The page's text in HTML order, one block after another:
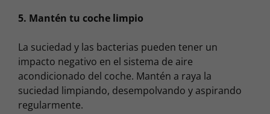
5. Mantén tu coche limpio
La suciedad y las bacterias pueden tener un
impacto negativo en el sistema de aire
acondicionado del coche. Mantén a raya la
suciedad limpiando, desempolvando y aspirando
regularmente.